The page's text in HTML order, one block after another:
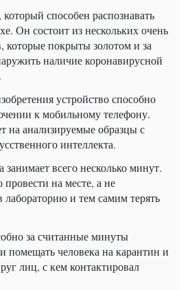
способен распознавать
Он состоит из нескольких очень
которые покрыты золотом и за
наличие коронавирусной
устройство способно
к мобильному телефону.
на анализируемые образцы с
интеллекта.
занимает всего несколько минут.
на месте, а не
лабораторию и тем самим терять
за считанные минуты
помещать человека на карантин и
лиц, с кем контактировал